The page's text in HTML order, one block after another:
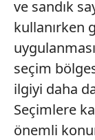
ve sandık
kullanırken
seçim
ilgiyi daha
Seçimlere
önemli